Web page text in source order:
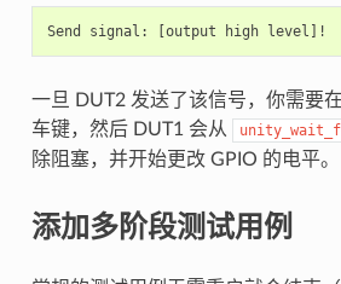
一旦 DUT2 发送了该信号，你需要
车键，然后 DUT1 会从
除阻塞，并开始更改 GPIO 的电平。
添加多阶段测试用例